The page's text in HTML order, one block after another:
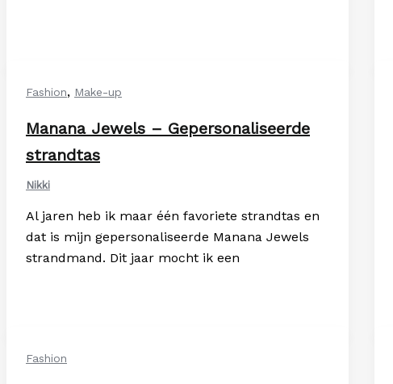
Fashion, Make-up
Manana Jewels – Gepersonaliseerde
strandtas
Nikki
Al jaren heb ik maar één favoriete strandtas en
dat is mijn gepersonaliseerde Manana Jewels
strandmand. Dit jaar mocht ik een
Fashion